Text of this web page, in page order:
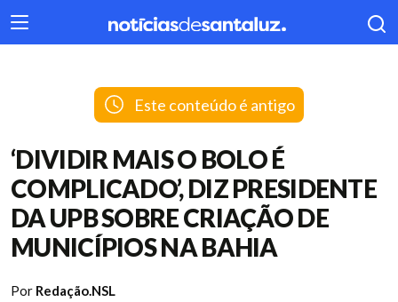
404
Este conteúdo é antigo
‘DIVIDIR MAIS O BOLO É
COMPLICADO’, DIZ PRESIDENTE
DA UPB SOBRE CRIAÇÃO DE
MUNICÍPIOS NA BAHIA
Por Redação.NSL